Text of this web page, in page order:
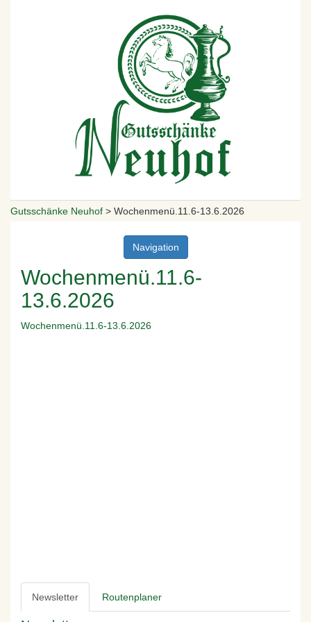
Gutsschänke Neuhof > Wochenmenü.11.6-13.6.2026
Navigation
Wochenmenü.11.6-
13.6.2026
Wochenmenü.11.6-13.6.2026
Newsletter Routenplaner